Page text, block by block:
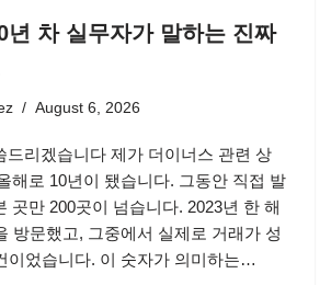
년 차 실무자가 말하는 진짜
August 6, 2026
드리겠습니다 제가 더이너스 관련 상
해로 10년이 됐습니다. 그동안 직접 발
곳만 200곳이 넘습니다. 2023년 한 해
방문했고, 그중에서 실제로 거래가 성
이었습니다. 이 숫자가 의미하는…